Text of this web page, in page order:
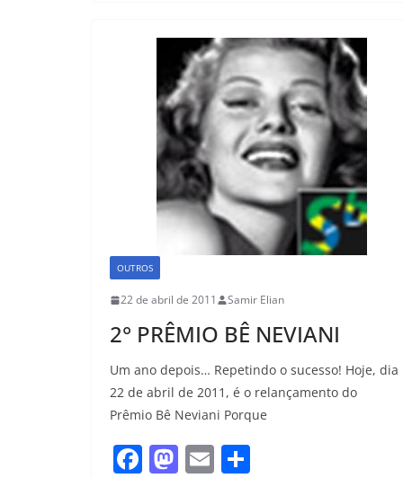
b
o
k
d
o
n
OUTROS
22 de abril de 2011 Samir Elian
2° PRÊMIO BÊ NEVIANI
Um ano depois… Repetindo o sucesso! Hoje, dia
22 de abril de 2011, é o relançamento do
Prêmio Bê Neviani Porque
F M E